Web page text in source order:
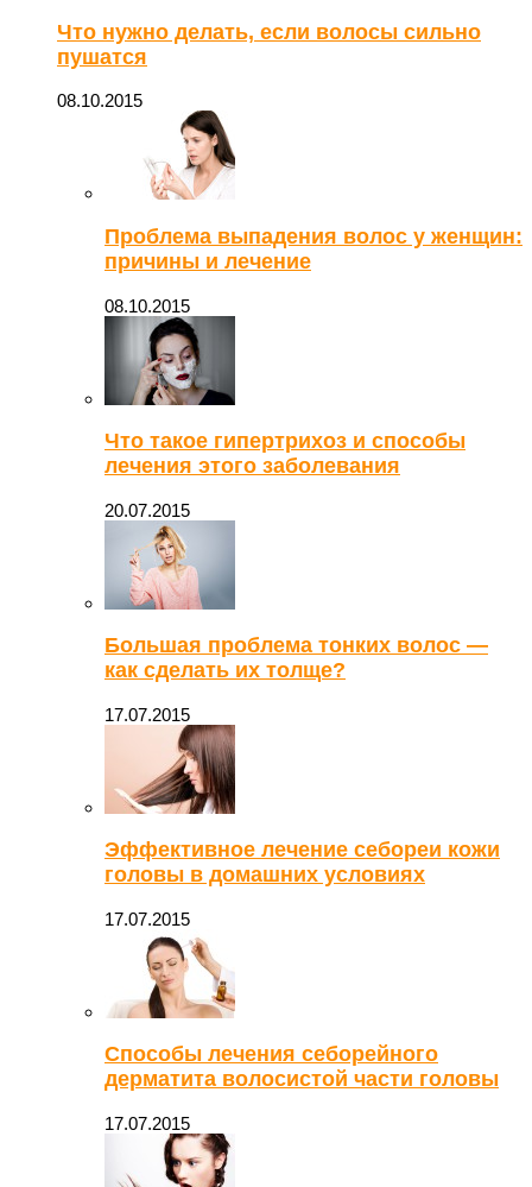
Что нужно делать, если волосы сильно
пушатся
08.10.2015
Проблема выпадения волос у женщин:
причины и лечение
08.10.2015
Что такое гипертрихоз и способы
лечения этого заболевания
20.07.2015
Большая проблема тонких волос —
как сделать их толще?
17.07.2015
Эффективное лечение себореи кожи
головы в домашних условиях
17.07.2015
Способы лечения себорейного
дерматита волосистой части головы
17.07.2015